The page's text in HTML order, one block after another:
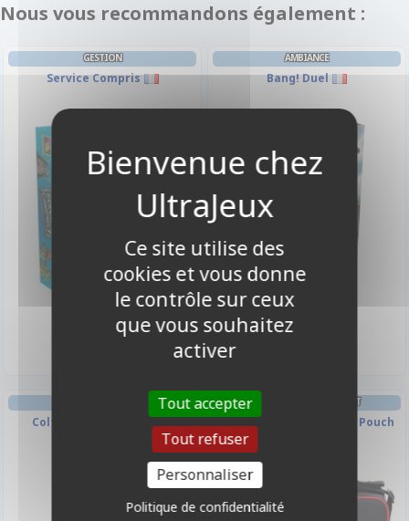
Nous vous recommandons également :
GESTION
Service Compris
19,90 €
Disponible
AMBIANCE
Bang! Duel
18,00 €
Disponible
Colt Express : Marshal &
DECK BOX ET RANGEMENT
Valise Portable Gaming Pouch
Ce site utilise des
cookies et vous donne
le contrôle sur ceux
que vous souhaitez
activer
Tout accepter
Tout refuser
Personnaliser
Politique de confidentialité